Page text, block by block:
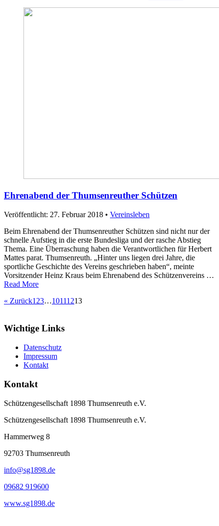
Ehrenabend der Thumsenreuther Schützen
Veröffentlicht: 27. Februar 2018 • Vereinsleben
Beim Ehrenabend der Thumsenreuther Schützen sind nicht nur der
schnelle Aufstieg in die erste Bundesliga und der rasche Abstieg
Thema. Eine Überraschung haben die Verantwortlichen für Herbert
Mattes parat. Thumsenreuth. „Hinter uns liegen drei Jahre, die
sportliche Geschichte des Vereins geschrieben haben“, meinte
Vorsitzender Heinz Kraus beim Ehrenabend des Schützenvereins …
Read More
« Zurück1 23…10111213
Wichtige Links
Datenschutz
Impressum
Kontakt
Kontakt
Schützengesellschaft 1898 Thumsenreuth e.V.
Schützengesellschaft 1898 Thumsenreuth e.V.
Hammerweg 8
92703 Thumsenreuth
info@sg1898.de
09682 919600
www.sg1898.de